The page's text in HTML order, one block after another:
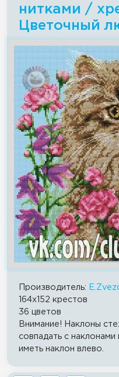
нитками /
Цветочный
Производитель:
164x152 крестов
36 цветов
Внимание! Наклоны
совпадать с
иметь наклон влево.